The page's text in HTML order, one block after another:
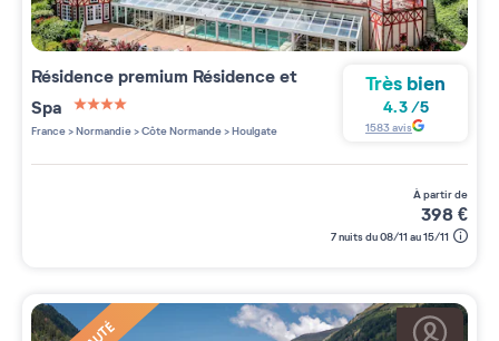
Résidence premium Résidence et
Spa
4 étoiles sur 5
France>Normandie>Côte Normande>Houlgate
Très bien
4.3 /5
1583avis
à partir de
398€
7 nuits du 08/11 au 15/11